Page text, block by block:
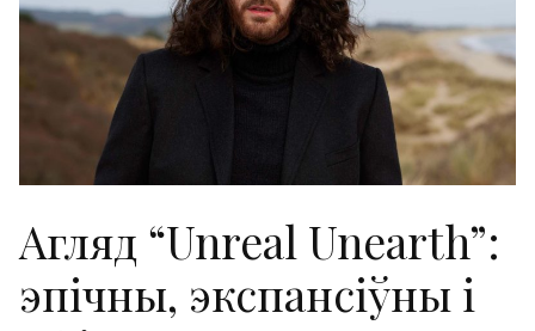
Агляд “Unreal Unearth”:
эпічны, экспансіўны і